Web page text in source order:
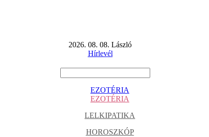
2026. 08. 08. László
Hírlevél
EZOTÉRIA
EZOTÉRIA
LELKIPATIKA
HOROSZKÓP